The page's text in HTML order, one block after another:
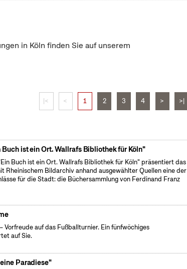
in Köln finden Sie auf unserem
|< < 1 2 3 4 > >|
ist ein Ort. Wallrafs Bibliothek für Köln"
Buch ist ein Ort. Wallrafs Bibliothek für Köln" präsentiert das
Rheinischem Bildarchiv anhand ausgewählter Quellen eine der
für die Stadt: die Büchersammlung von Ferdinand Franz
Vorfreude auf das Fußballturnier. Ein fünfwöchiges
auf Sie.
Paradiese"